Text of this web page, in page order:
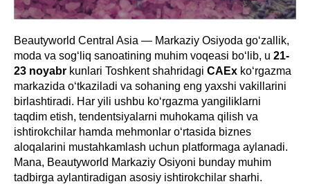
Beautyworld Central Asia — Markaziy Osiyoda goʻzallik,
moda va sogʻliq sanoatining muhim voqeasi boʻlib, u 21-
23 noyabr kunlari Toshkent shahridagi CAEx koʻrgazma
markazida oʻtkaziladi va sohaning eng yaxshi vakillarini
birlashtiradi. Har yili ushbu koʻrgazma yangiliklarni
taqdim etish, tendentsiyalarni muhokama qilish va
ishtirokchilar hamda mehmonlar oʻrtasida biznes
aloqalarini mustahkamlash uchun platformaga aylanadi.
Mana, Beautyworld Markaziy Osiyoni bunday muhim
tadbirga aylantiradigan asosiy ishtirokchilar sharhi.